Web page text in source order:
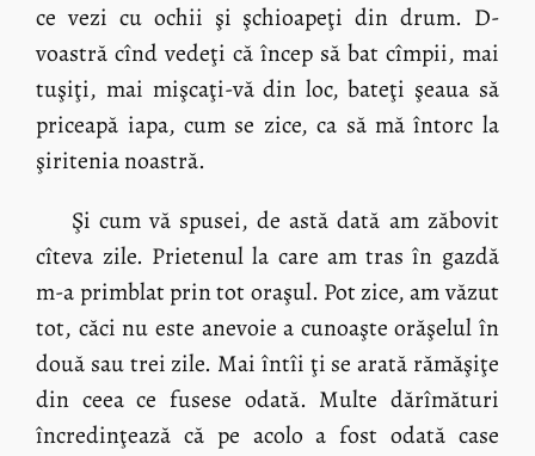
ce vezi cu ochii şi şchioapeţi din drum. D-
voastră cînd vedeţi că încep să bat cîmpii, mai
tuşiţi, mai mişcaţi-vă din loc, bateţi şeaua să
priceapă iapa, cum se zice, ca să mă întorc la
şiritenia noastră.
Şi cum vă spusei, de astă dată am zăbovit
cîteva zile. Prietenul la care am tras în gazdă
m-a primblat prin tot oraşul. Pot zice, am văzut
tot, căci nu este anevoie a cunoaşte orăşelul în
două sau trei zile. Mai întîi ţi se arată rămăşiţe
din ceea ce fusese odată. Multe dărîmături
încredinţează că pe acolo a fost odată case